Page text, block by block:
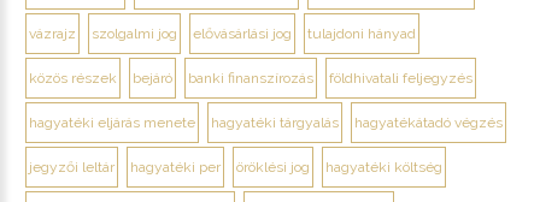
vázrajz szolgalmi jog elővásárlási jog tulajdoni hányad
közös részek bejáró banki finanszírozás földhivatali feljegyzés
hagyatéki eljárás menete hagyatéki tárgyalás hagyatékátadó végzés
jegyzői leltár hagyatéki per öröklési jog hagyatéki költség